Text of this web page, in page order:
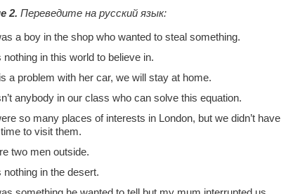
2. Переведите на русский язык:
a boy in the shop who wanted to steal something.
nothing in this world to believe in.
a problem with her car, we will stay at home.
anybody in our class who can solve this equation.
so many places of interests in London, but we didn’t have
to visit them.
two men outside.
nothing in the desert.